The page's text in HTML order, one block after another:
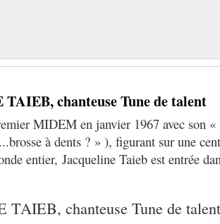
chanteuse Tune de talent
MIDEM en janvier 1967 avec son
à dents ? » ), figurant sur une
entier, Jacqueline Taieb est entrée
TAIEB, chanteuse Tune de talent